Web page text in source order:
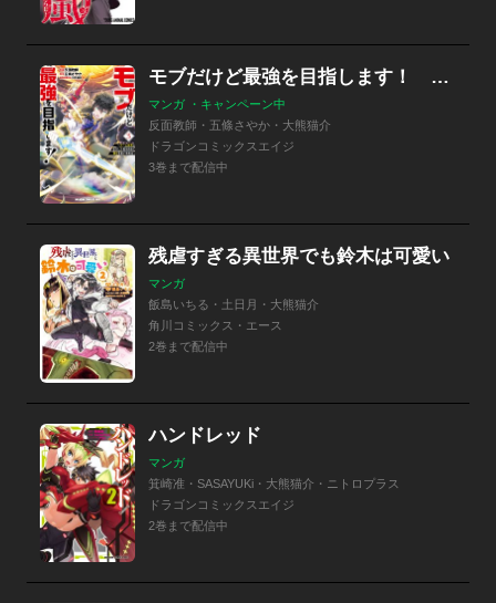
モブだけど最強を目指します！ ～ゲーム世界に転生した俺は自由に強さを追い求める～
マンガ ・キャンペーン中
反面教師・五條さやか・大熊猫介
ドラゴンコミックスエイジ
3巻まで配信中
残虐すぎる異世界でも鈴木は可愛い
マンガ
飯島いちる・土日月・大熊猫介
角川コミックス・エース
2巻まで配信中
ハンドレッド
マンガ
箕崎准・SASAYUKi・大熊猫介・ニトロプラス
ドラゴンコミックスエイジ
2巻まで配信中